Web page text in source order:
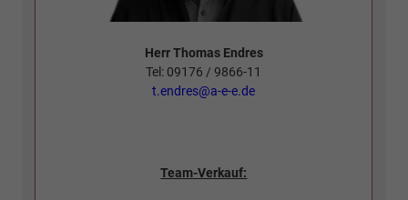
Herr Thomas Endres
Tel: 09176 / 9866-11
t.endres@a-e-e.de
Team-Verkauf: